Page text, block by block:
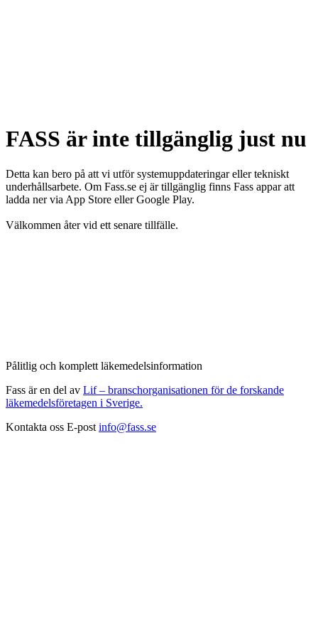
FASS är inte tillgänglig just nu
Detta kan bero på att vi utför systemuppdateringar eller tekniskt
underhållsarbete. Om Fass.se ej är tillgänglig finns Fass appar att
ladda ner via App Store eller Google Play.
Välkommen åter vid ett senare tillfälle.
Pålitlig och komplett läkemedelsinformation
Fass är en del av Lif – branschorganisationen för de forskande
läkemedelsföretagen i Sverige.
Kontakta oss E-post info@fass.se